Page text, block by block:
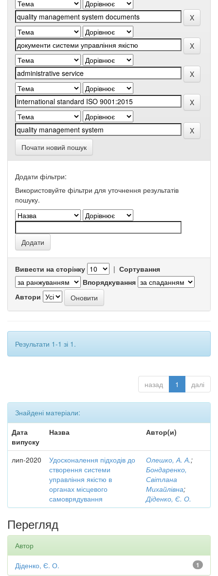
Почати новий пошук
Додати фільтри:
Використовуйте фільтри для уточнення результатів
пошуку.
Вивести на сторінку | Сортування
Впорядкування
Автори
Результати 1-1 зі 1.
назад 1 далі
Знайдені матеріали:
Дата
випуску
Назва Автор(и)
лип-2020
Удосконалення підходів до
створення системи
управління якістю в
органах місцевого
самоврядування
Олешко, А. А.;
Бондаренко,
Світлана
Михайлівна;
Діденко, Є. О.
Перегляд
Автор
1
Діденко, Є. О.